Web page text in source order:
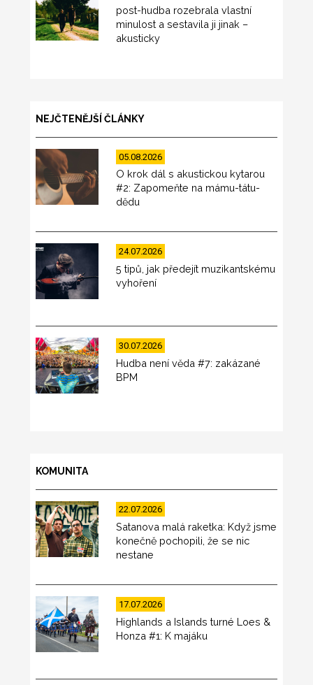
post-hudba rozebrala vlastní
minulost a sestavila ji jinak –
akusticky
NEJČTENĚJŠÍ ČLÁNKY
05.08.2026
O krok dál s akustickou kytarou
#2: Zapomeňte na mámu-tátu-
dědu
24.07.2026
5 tipů, jak předejít muzikantskému
vyhoření
30.07.2026
Hudba není věda #7: zakázané
BPM
KOMUNITA
22.07.2026
Satanova malá raketka: Když jsme
konečně pochopili, že se nic
nestane
17.07.2026
Highlands a Islands turné Loes &
Honza #1: K majáku